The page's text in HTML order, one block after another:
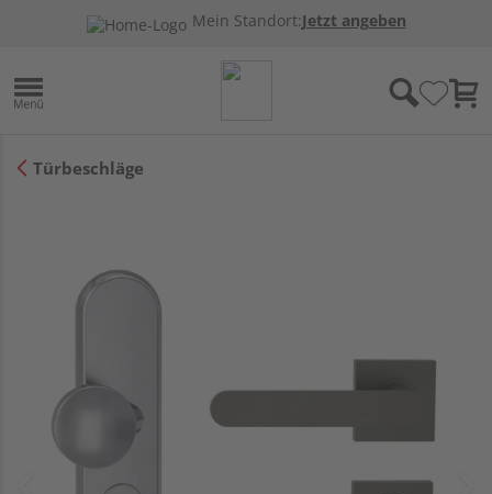
Mein Standort:Jetzt angeben
Türbeschläge